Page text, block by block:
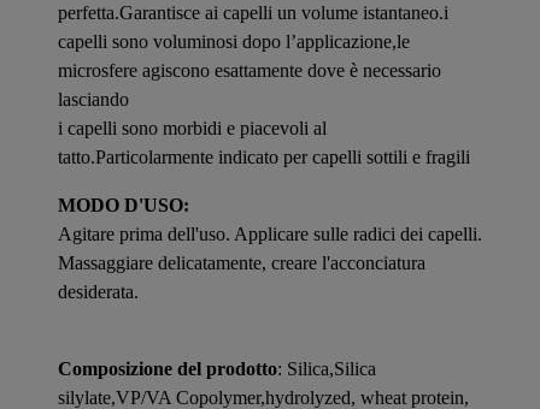
perfetta.Garantisce ai capelli un volume istantaneo.i
capelli sono voluminosi dopo l’applicazione,le
microsfere agiscono esattamente dove è necessario
lasciando
i capelli sono morbidi e piacevoli al
tatto.Particolarmente indicato per capelli sottili e fragili
MODO D'USO:
Agitare prima dell'uso. Applicare sulle radici dei capelli.
Massaggiare delicatamente, creare l'acconciatura
desiderata.
Composizione del prodotto: Silica,Silica
silylate,VP/VA Copolymer,hydrolyzed, wheat protein,